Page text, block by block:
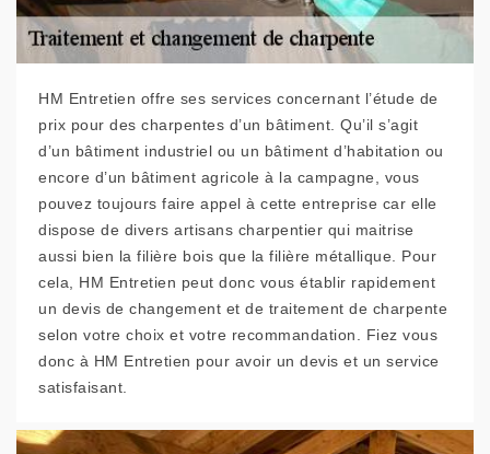
HM Entretien offre ses services concernant l’étude de
prix pour des charpentes d’un bâtiment. Qu’il s’agit
d’un bâtiment industriel ou un bâtiment d’habitation ou
encore d’un bâtiment agricole à la campagne, vous
pouvez toujours faire appel à cette entreprise car elle
dispose de divers artisans charpentier qui maitrise
aussi bien la filière bois que la filière métallique. Pour
cela, HM Entretien peut donc vous établir rapidement
un devis de changement et de traitement de charpente
selon votre choix et votre recommandation. Fiez vous
donc à HM Entretien pour avoir un devis et un service
satisfaisant.